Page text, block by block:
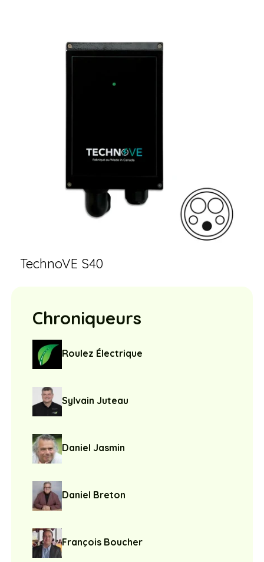
TechnoVE S40
Chroniqueurs
Roulez Électrique
Sylvain Juteau
Daniel Jasmin
Daniel Breton
François Boucher